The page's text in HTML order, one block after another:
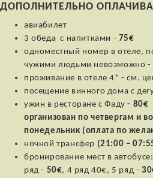
ДОПОЛНИТЕЛЬНО
авиабилет
3 обеда c напитками - 75€
одноместный номер в отеле,
чужими людьми невозможно -
проживание в отеле 4* - см.
посещение винного дома с
ужин в ресторане с Фаду - 80€
организован по четвергам и
понедельник (оплата по
ночной трансфер (21:00 –
бронирование мест в
ряд - 50€, 4 ряд 40€, 5 ряд -